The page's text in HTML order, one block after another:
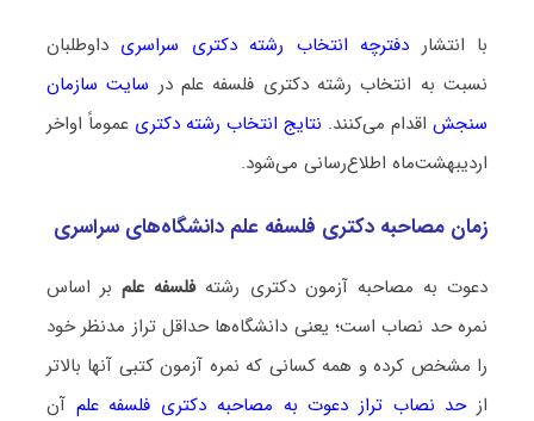
با انتشار دفترچه انتخاب رشته دکتری سراسری داوطلبان
نسبت به انتخاب رشته دکتری فلسفه علم در سایت سازمان
سنجشاقدام می‌کنند. نتایج انتخاب رشته دکتری عموماً اواخر
اردیبهشت‌ماه اطلاع‌رسانی می‌شود.
زمان مصاحبه دکتری فلسفه علم دانشگاه‌های سراسری
دعوت به مصاحبه آزمون دکتری رشتهفلسفه علمبر اساس
نمره حد نصاب است؛ یعنی دانشگاه‌ها حداقل تراز مدنظر خود
را مشخص کرده و همه کسانی که نمره آزمون کتبی آنها بالاتر
ازحد نصاب تراز دعوت به مصاحبه دکتری فلسفه علم آن